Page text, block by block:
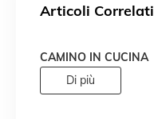
Articoli Correlati
CAMINO IN CUCINA
Di più